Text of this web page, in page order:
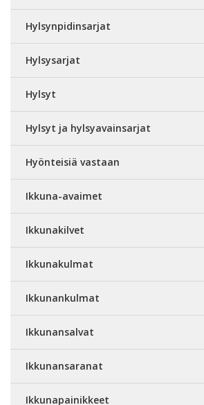
Hylsynpidinsarjat
Hylsysarjat
Hylsyt
Hylsyt ja hylsyavainsarjat
Hyönteisiä vastaan
Ikkuna-avaimet
Ikkunakilvet
Ikkunakulmat
Ikkunankulmat
Ikkunansalvat
Ikkunansaranat
Ikkunapainikkeet